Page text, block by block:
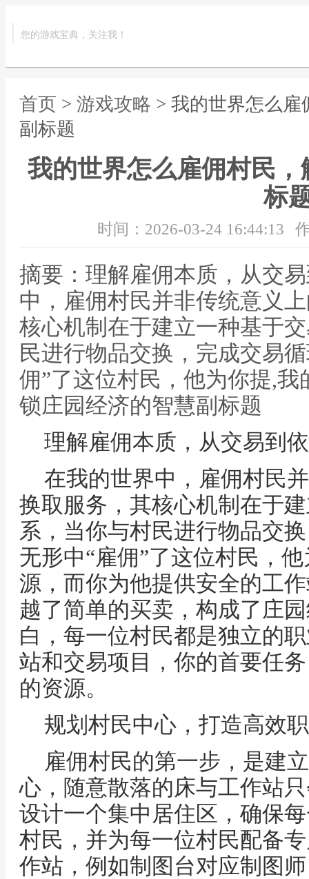
您的游戏宝典，关注我！
首页 > 游戏攻略 > 我的世界怎么
副标题
我的世界怎么雇佣村民
标
时间：2026-03-24 16:44:13
摘要：理解雇佣本质，从交
中，雇佣村民并非传统意义
核心机制在于建立一种基于
民进行物品交换，完成交易
佣”了这位村民，他为你提,
锁庄园经济的智慧副标题
理解雇佣本质，从交易到
在我的世界中，雇佣村民
换取服务，其核心机制在于
系，当你与村民进行物品交
无形中“雇佣”了这位村民，
源，而你为他提供安全的工
越了简单的买卖，构成了庄
白，每一位村民都是独立的
站和交易项目，你的首要任
的资源。
规划村民中心，打造高效
雇佣村民的第一步，是建
心，随意散落的床与工作站
设计一个集中居住区，确保
村民，并为每一位村民配备
作站，例如制图台对应制图